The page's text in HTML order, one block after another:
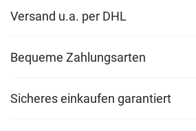
Versand u.a. per DHL
Bequeme Zahlungsarten
Sicheres einkaufen garantiert